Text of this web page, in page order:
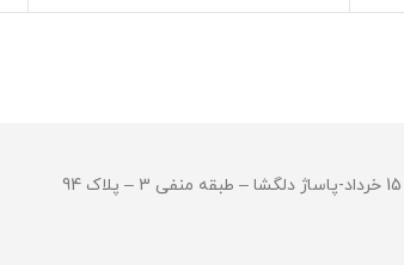
جنس قاب : استینلس استیل ضد